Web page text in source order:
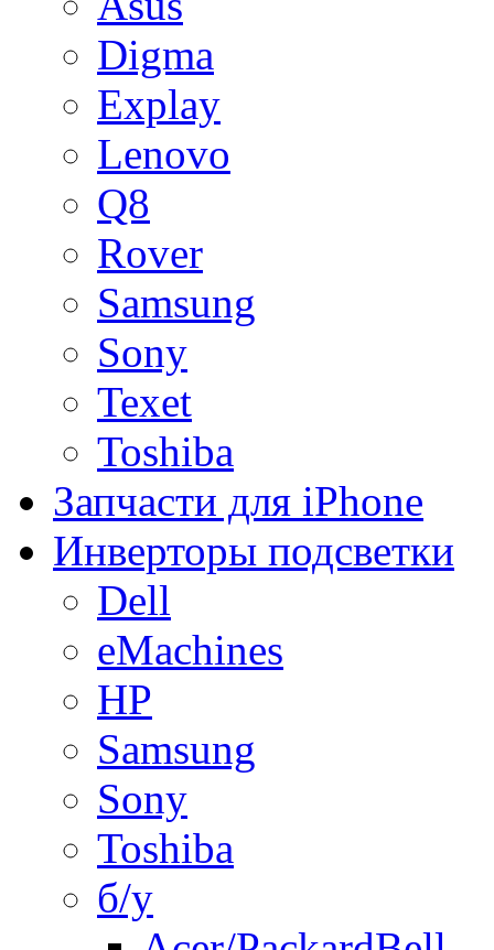
Digma
Explay
Lenovo
Q8
Rover
Samsung
Sony
Texet
Toshiba
Запчасти для iPhone
Инверторы подсветки
Dell
eMachines
HP
Samsung
Sony
Toshiba
б/у